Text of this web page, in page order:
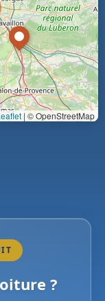
| © OpenStreetMap
?